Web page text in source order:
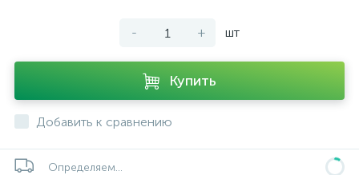
- + шт
Купить
Добавить к сравнению
Определяем...